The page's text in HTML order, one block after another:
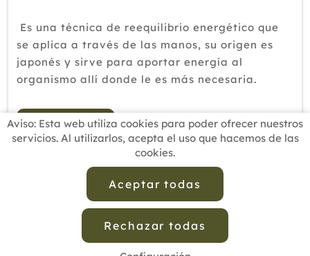
Es una técnica de reequilibrio energético que
se aplica a través de las manos, su origen es
japonés y sirve para aportar energía al
organismo allí donde le es más necesaria.
aporta...
Leer más
Aviso: Esta web utiliza cookies para poder ofrecer nuestros
servicios. Al utilizarlos, acepta el uso que hacemos de las
cookies.
Aceptar todas
Rechazar todas